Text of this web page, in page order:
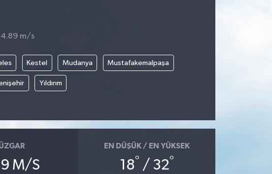
4.89 m/s
Kestel Mudanya Mustafakemalpaşa
Yıldırım
M/S
EN DÜŞÜK / EN YÜKSEK
18° / 32°